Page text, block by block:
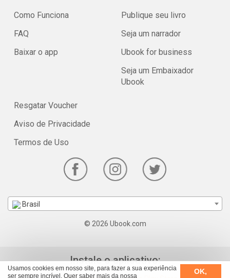
Usamos cookies em nosso site, para fazer a sua experiência
ser sempre incrível. Quer saber mais da nossa
OK,
Como Funciona
FAQ
Baixar o app
Publique seu livro
Seja um narrador
Ubook for business
Seja um Embaixador
Ubook
Resgatar Voucher
Aviso de Privacidade
Termos de Uso
Brasil
© 2026 Ubook.com
Instale o aplicativo: